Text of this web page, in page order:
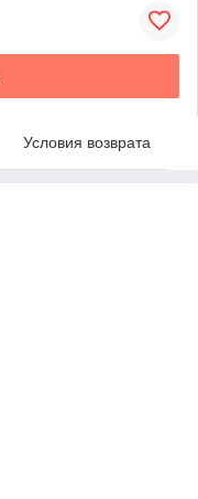
Условия возврата